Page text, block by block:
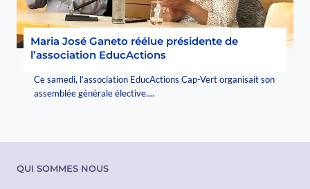
Maria José Ganeto réélue présidente de
l’association EducActions
Ce samedi, l’association EducActions Cap-Vert organisait son
assemblée générale élective....
QUI SOMMES NOUS